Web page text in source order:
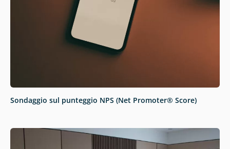
Sondaggio sul punteggio NPS (Net Promoter® Score)